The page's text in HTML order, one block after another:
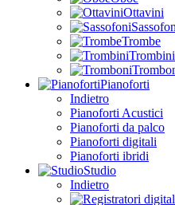
Ottavini
Trombe
Trombini
Pianoforti
Indietro
Pianoforti Acustici
Pianoforti da palco
Pianoforti digitali
Pianoforti ibridi
Studio
Indietro